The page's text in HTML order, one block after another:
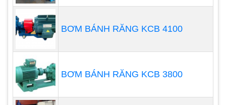
Cấu tạo của bơm định lượng phụ thuộc vào loại
BƠM BÁNH RĂNG KCB 4100
BƠM BÁNH RĂNG KCB 3800